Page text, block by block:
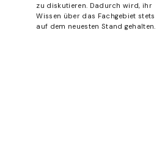
zu diskutieren. Dadurch wird, ihr
Wissen über das Fachgebiet stets
auf dem neuesten Stand gehalten